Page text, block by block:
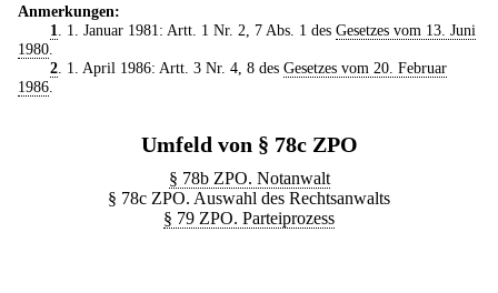
Anmerkungen:
1
. 1. Januar 1981: Artt. 1 Nr. 2, 7 Abs. 1 des Gesetzes vom 13. Juni
1980
2. 1. April 1986: Artt. 3 Nr. 4, 8 des Gesetzes vom 20. Februar
1986
Umfeld von § 78c ZPO
§ 78b ZPO. Notanwalt
§ 78c ZPO. Auswahl des Rechtsanwalts
§ 79 ZPO. Parteiprozess